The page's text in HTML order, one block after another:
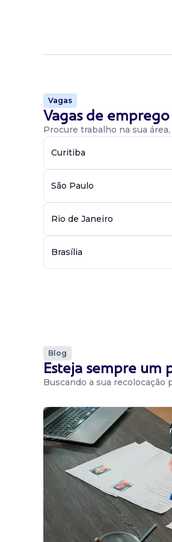
Atividades:
e rotas de entrega;
qualidade e
atraso, avaliações
Candidatar-me
Vagas
Vagas de
Procure trabalho na sua
Curitiba
São Paulo
Rio de Janeiro
Brasília
Blog
Esteja sempre um
Buscando a sua